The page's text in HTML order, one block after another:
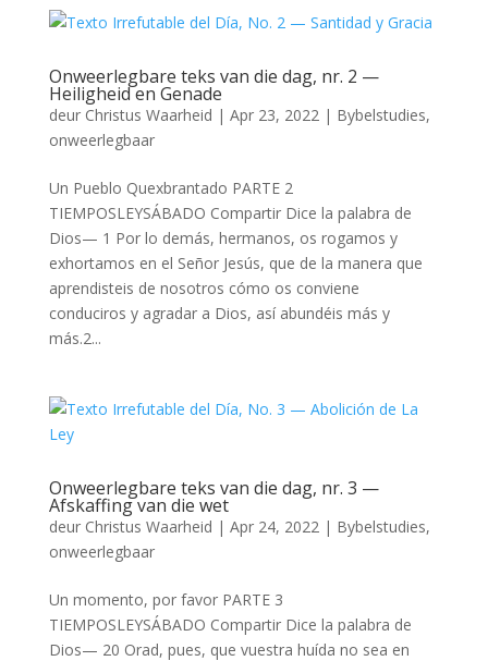
Onweerlegbare teks van die dag, nr. 2 —
Heiligheid en Genade
deur Christus Waarheid | Apr 23, 2022| Bybelstudies,
onweerlegbaar
Un Pueblo Quexbrantado PARTE 2
TIEMPOSLEYSÁBADO Compartir Dice la palabra de
Dios— 1 Por lo demás, hermanos, os rogamos y
exhortamos en el Señor Jesús, que de la manera que
aprendisteis de nosotros cómo os conviene
conduciros y agradar a Dios, así abundéis más y
más.2...
Onweerlegbare teks van die dag, nr. 3 —
Afskaffing van die wet
deur Christus Waarheid | Apr 24, 2022| Bybelstudies,
onweerlegbaar
Un momento, por favor PARTE 3
TIEMPOSLEYSÁBADO Compartir Dice la palabra de
Dios— 20 Orad, pues, que vuestra huída no sea en